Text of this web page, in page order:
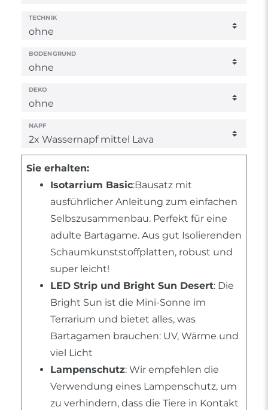
TECHNIK
BODENGRUND
DEKO
NAPF
Sie erhalten:
Isotarrium Basic:Bausatz mit
ausführlicher Anleitung zum einfachen
Selbszusammenbau. Perfekt für eine
adulte Bartagame. Aus gut Isolierenden
Schaumkunststoffplatten, robust und
super leicht!
LED Strip und Bright Sun Desert: Die
Bright Sun ist die Mini-Sonne im
Terrarium und bietet alles, was
Bartagamen brauchen: UV, Wärme und
viel Licht
Lampenschutz: Wir empfehlen die
Verwendung eines Lampenschutz, um
zu verhindern, dass die Tiere in Kontakt